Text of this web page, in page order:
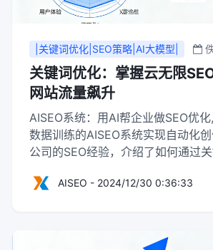
|关键词优化|SEO策略|AI大模型|
关键词优化：掌握云无限
网站流量飙升
AISEO系统：用AI帮企业做SEO优
数据训练的AISEO系统实现自动化
公司的SEO经验，介绍了如何通过
排名，帮助企业实现更好的搜索引
AISEO - 2024/12/30 0:36:33